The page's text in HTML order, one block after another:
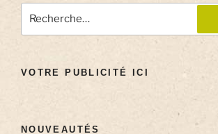
VOTRE PUBLICITÉ ICI
NOUVEAUTÉS